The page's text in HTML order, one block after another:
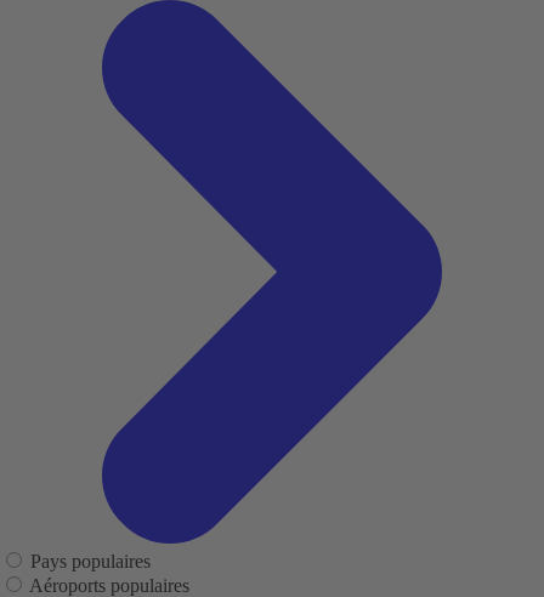
Pays populaires
Aéroports populaires